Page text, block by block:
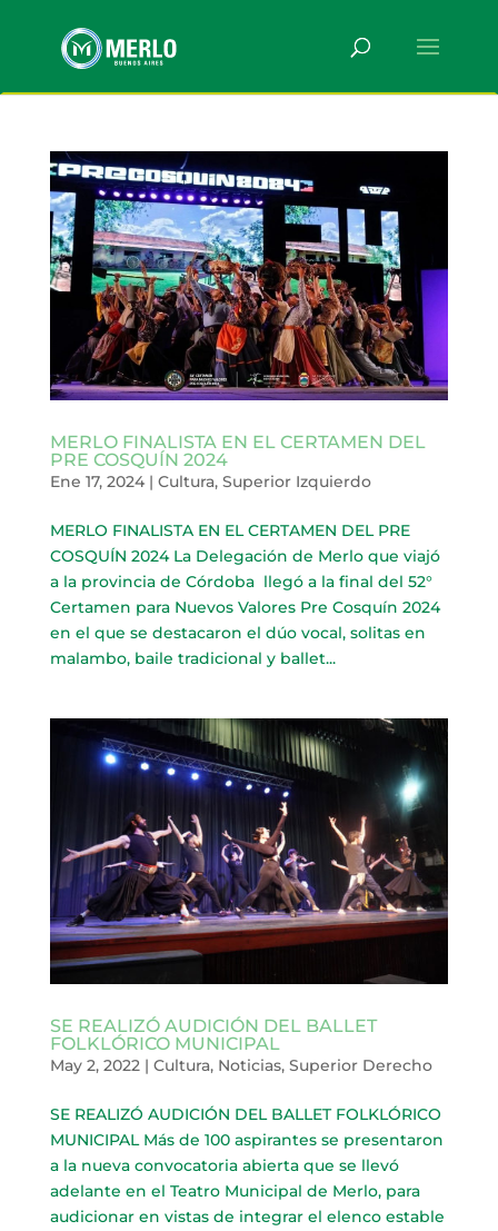
MERLO FINALISTA EN EL CERTAMEN DEL
PRE COSQUÍN 2024
Ene 17, 2024| Cultura, Superior Izquierdo
MERLO FINALISTA EN EL CERTAMEN DEL PRE
COSQUÍN 2024 La Delegación de Merlo que viajó
a la provincia de Córdoba llegó a la final del 52°
Certamen para Nuevos Valores Pre Cosquín 2024
en el que se destacaron el dúo vocal, solitas en
malambo, baile tradicional y ballet...
SE REALIZÓ AUDICIÓN DEL BALLET
FOLKLÓRICO MUNICIPAL
May 2, 2022| Cultura, Noticias, Superior Derecho
SE REALIZÓ AUDICIÓN DEL BALLET FOLKLÓRICO
MUNICIPAL Más de 100 aspirantes se presentaron
a la nueva convocatoria abierta que se llevó
adelante en el Teatro Municipal de Merlo, para
audicionar en vistas de integrar el elenco estable